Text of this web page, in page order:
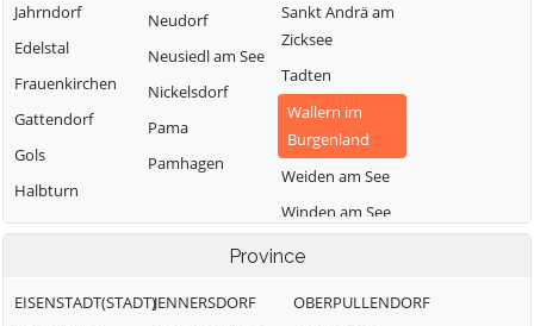
Jahrndorf
Edelstal
Frauenkirchen
Gattendorf
Gols
Halbturn
Neudorf
Neusiedl am See
Nickelsdorf
Pama
Pamhagen
Sankt Andrä am
Zicksee
Tadten
Wallern im
Burgenland
Weiden am See
Winden am See
Zurndorf
Province
EISENSTADT(STADT)JENNERSDORF
OBERPULLENDORF